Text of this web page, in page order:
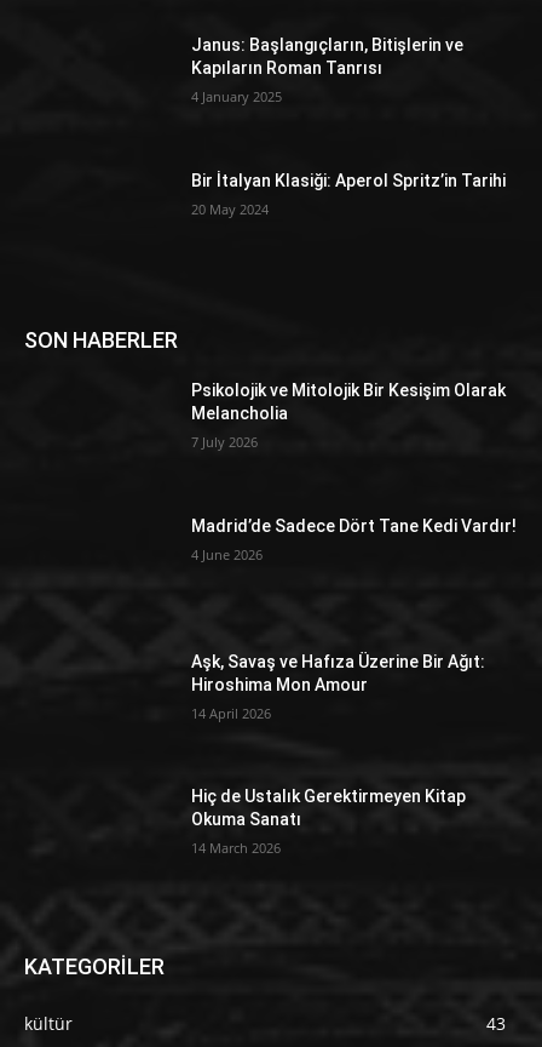
Janus: Başlangıçların, Bitişlerin ve
Kapıların Roman Tanrısı
4 January 2025
Bir İtalyan Klasiği: Aperol Spritz’in Tarihi
20 May 2024
SON HABERLER
Psikolojik ve Mitolojik Bir Kesişim Olarak
Melancholia
7 July 2026
Madrid’de Sadece Dört Tane Kedi Vardır!
4 June 2026
Aşk, Savaş ve Hafıza Üzerine Bir Ağıt:
Hiroshima Mon Amour
14 April 2026
Hiç de Ustalık Gerektirmeyen Kitap
Okuma Sanatı
14 March 2026
KATEGORİLER
kültür
43